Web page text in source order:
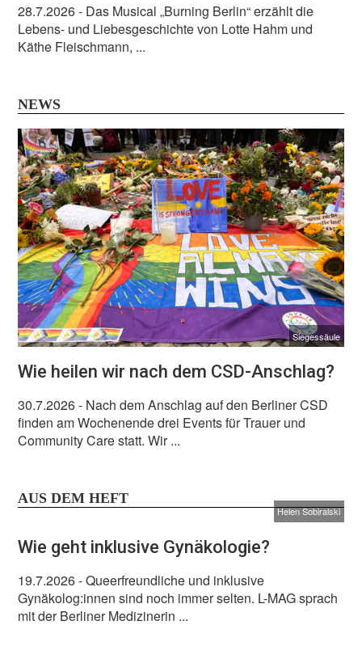
28.7.2026- Das Musical „Burning Berlin“ erzählt die
Lebens- und Liebesgeschichte von Lotte Hahm und
Käthe Fleischmann, ...
NEWS
Siegessäule
Wie heilen wir nach dem CSD-Anschlag?
30.7.2026- Nach dem Anschlag auf den Berliner CSD
finden am Wochenende drei Events für Trauer und
Community Care statt. Wir ...
AUS DEM HEFT
Helen Sobiralski
Wie geht inklusive Gynäkologie?
19.7.2026- Queerfreundliche und inklusive
Gynäkolog:innen sind noch immer selten. L-MAG sprach
mit der Berliner Medizinerin ...